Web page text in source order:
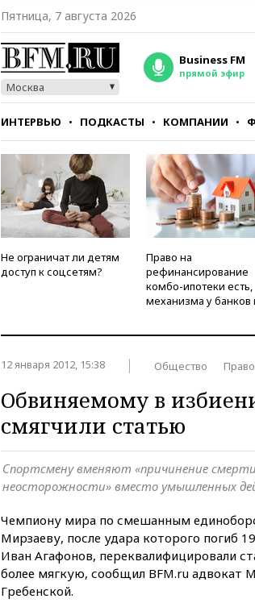
Пятница, 7 августа 2026
Москва
Business FM
прямой эфир
ИНТЕРВЬЮ ПОДКАСТЫ КОМПАНИИ
СТИЛЬ ТЕСТЫ
Не ограничат ли детям
доступ к соцсетям?
Право на
рефинансирование
комбо-ипотеки есть,
механизма у банков
12 января 2012, 15:38 Общество Право
Обвиняемому в
смягчили статью
Спортсмену вменяют «причинение
неосторожности» вместо умышленных
Чемпиону мира по смешанным
Мирзаеву, после удара которого погиб
Иван Агафонов, переквалифицировали
более мягкую, сообщил BFM.ru адвокат
Гребенской.